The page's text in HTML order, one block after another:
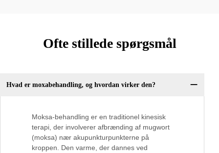
Ofte stillede spørgsmål
Hvad er moxabehandling, og hvordan virker den?
Moksa-behandling er en traditionel kinesisk
terapi, der involverer afbrænding af mugwort
(moksa) nær akupunkturpunkterne på
kroppen. Den varme, der dannes ved